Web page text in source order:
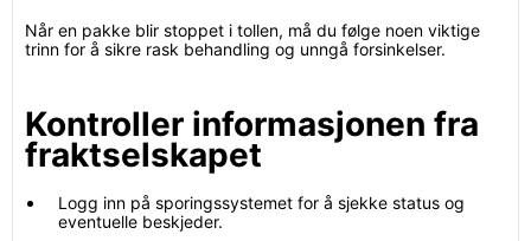
Når en pakke blir stoppet i tollen, må du følge noen viktige
trinn for å sikre rask behandling og unngå forsinkelser.
Kontroller informasjonen fra
fraktselskapet
Logg inn på sporingssystemet for å sjekke status og
eventuelle beskjeder.